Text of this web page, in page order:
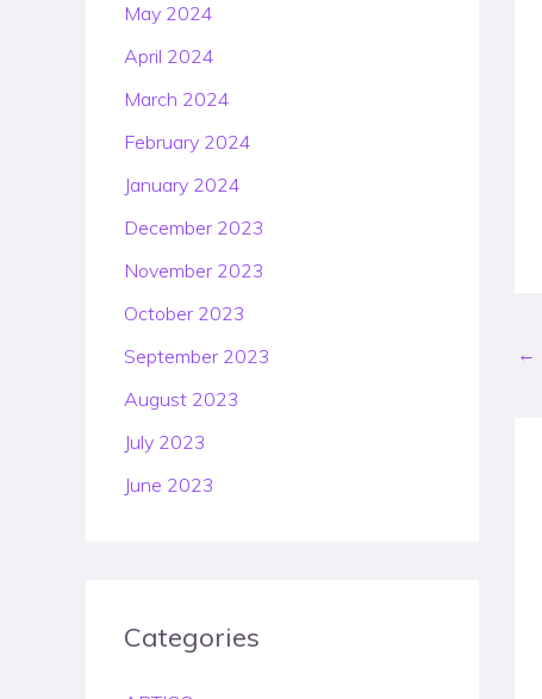
May 2024
April 2024
March 2024
February 2024
January 2024
December 2023
November 2023
October 2023
September 2023
August 2023
July 2023
June 2023
Categories
←